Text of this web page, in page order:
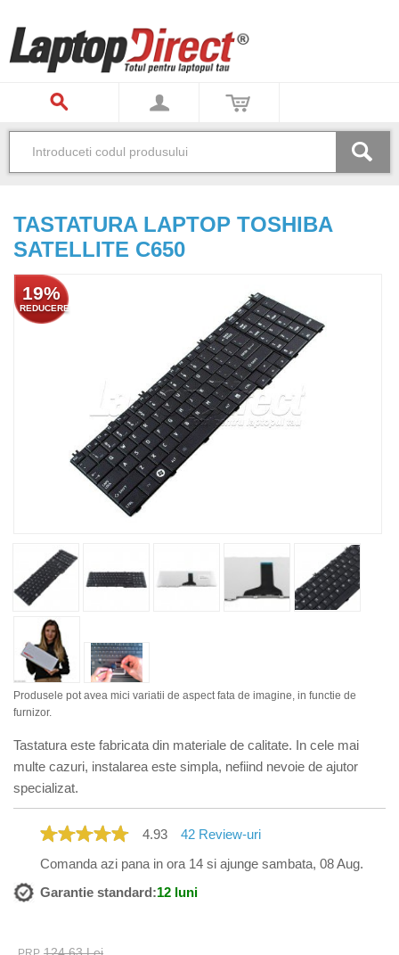
TASTATURA LAPTOP TOSHIBA
SATELLITE C650
19%
REDUCERE
Produsele pot avea mici variatii de aspect fata de imagine, in functie de
furnizor.
Tastatura este fabricata din materiale de calitate. In cele mai
multe cazuri, instalarea este simpla, nefiind nevoie de ajutor
specializat.
42 Review-uri
4.93
Comanda azi pana in ora 14 si ajunge sambata, 08 Aug.
Garantie standard:12 luni